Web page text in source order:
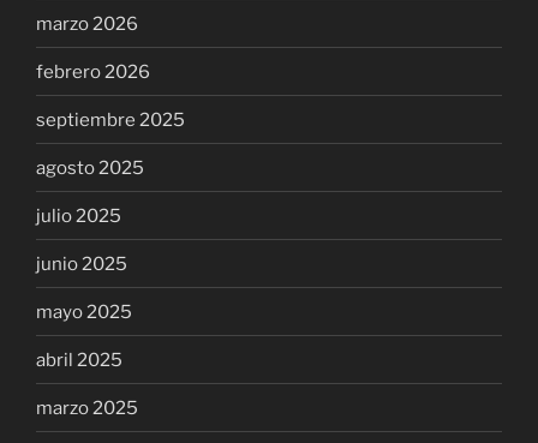
marzo 2026
febrero 2026
septiembre 2025
agosto 2025
julio 2025
junio 2025
mayo 2025
abril 2025
marzo 2025